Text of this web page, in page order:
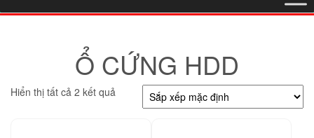
Ổ CỨNG HDD
Hiển thị tất cả 2 kết quả